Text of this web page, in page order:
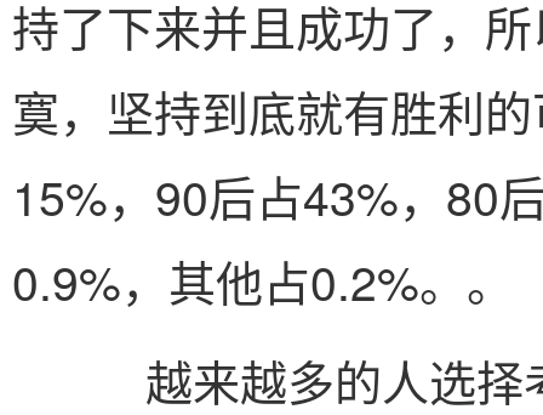
持了下来并且成功了，
寞，坚持到底就有胜利
15%，90后占43%，80
0.9%，其他占0.2%。。
越来越多的人选择